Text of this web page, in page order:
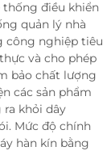
thống điều khiển
quản lý nhà
công nghiệp tiêu
và cho phép
bảo chất lượng
các sản phẩm
ra khỏi dây
Mức độ chính
hàn kín bằng